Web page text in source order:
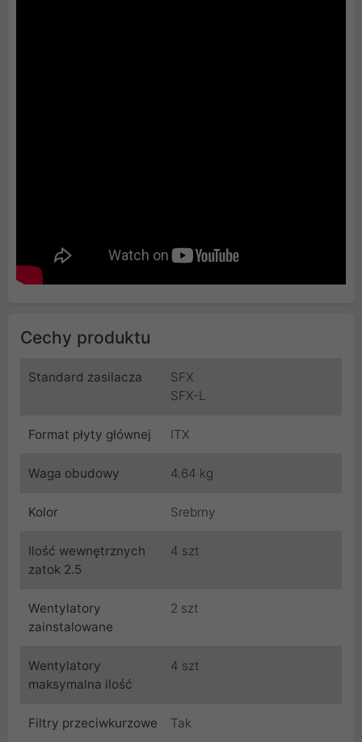
Cechy produktu
Standard zasilacza
SFX
SFX-L
Format płyty głównej ITX
Waga obudowy 4.64 kg
Kolor Srebrny
Ilość wewnętrznych
zatok 2.5
4 szt
Wentylatory
zainstalowane
2 szt
Wentylatory
maksymalna ilość
4 szt
Filtry przeciwkurzowe Tak